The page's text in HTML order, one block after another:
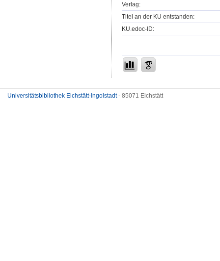
Verlag:
Titel an der KU entstanden:
KU.edoc-ID:
Universitätsbibliothek Eichstätt-Ingolstadt- 85071 Eichstätt